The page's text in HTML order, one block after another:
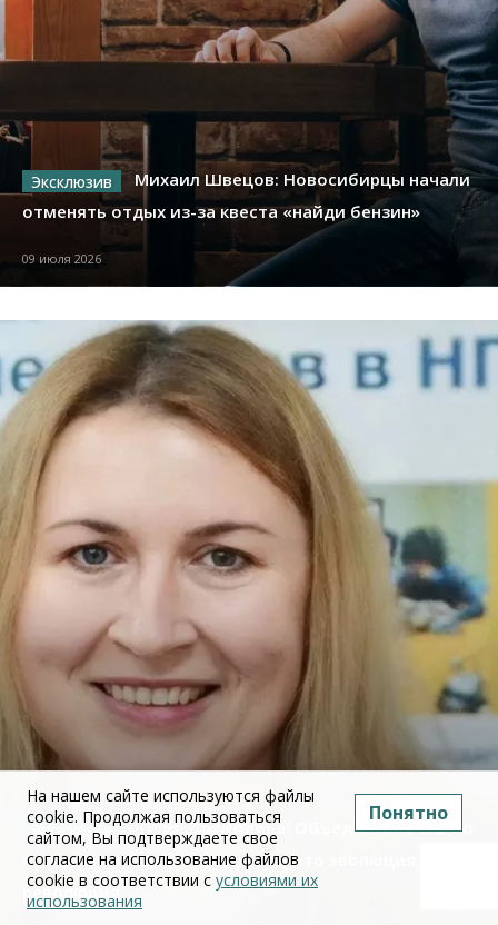
Михаил Швецов: Новосибирцы начали
отменять отдых из-за квеста «найди бензин»
09 июля 2026
Юлия Дружинина: Объединение ЕГЭ по
истории и обществознанию — это эволюция, а не
революция
На нашем сайте используются файлы
cookie. Продолжая пользоваться
сайтом, Вы подтверждаете свое
согласие на использование файлов
cookie в соответствии с условиями их
использования
Понятно